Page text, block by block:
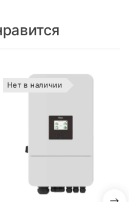
Нет в наличии